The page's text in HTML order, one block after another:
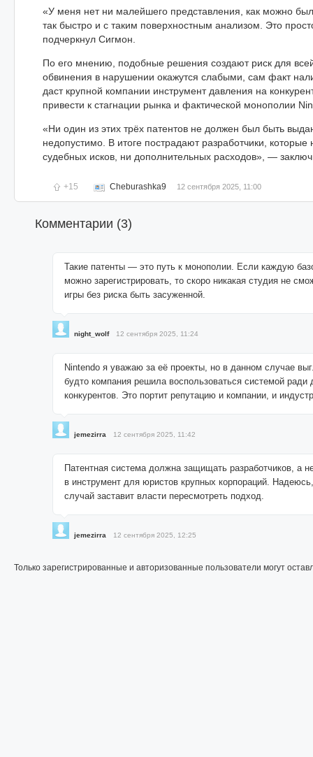
«У меня нет ни малейшего представления, как можно
так быстро и с таким поверхностным анализом. Это
подчеркнул Сигмон.
По его мнению, подобные решения создают риск для
обвинения в нарушении окажутся слабыми, сам факт
даст крупной компании инструмент давления на
привести к стагнации рынка и фактической монополии
«Ни один из этих трёх патентов не должен был быть
недопустимо. В итоге пострадают разработчики, которые
судебных исков, ни дополнительных расходов», —
+15 Cheburashka9 12 сентября 2025, 11:00
Комментарии (3)
Такие патенты — это путь к монополии. Если каждую
можно зарегистрировать, то скоро никакая студия не
игры без риска быть засуженной.
night_wolf 12 сентября 2025, 11:24
Nintendo я уважаю за её проекты, но в данном случае
будто компания решила воспользоваться системой ради
конкурентов. Это портит репутацию и компании, и
jemezirra 12 сентября 2025, 11:42
Патентная система должна защищать разработчиков, а
в инструмент для юристов крупных корпораций.
случай заставит власти пересмотреть подход.
jemezirra 12 сентября 2025, 12:25
Только зарегистрированные и авторизованные пользователи могут